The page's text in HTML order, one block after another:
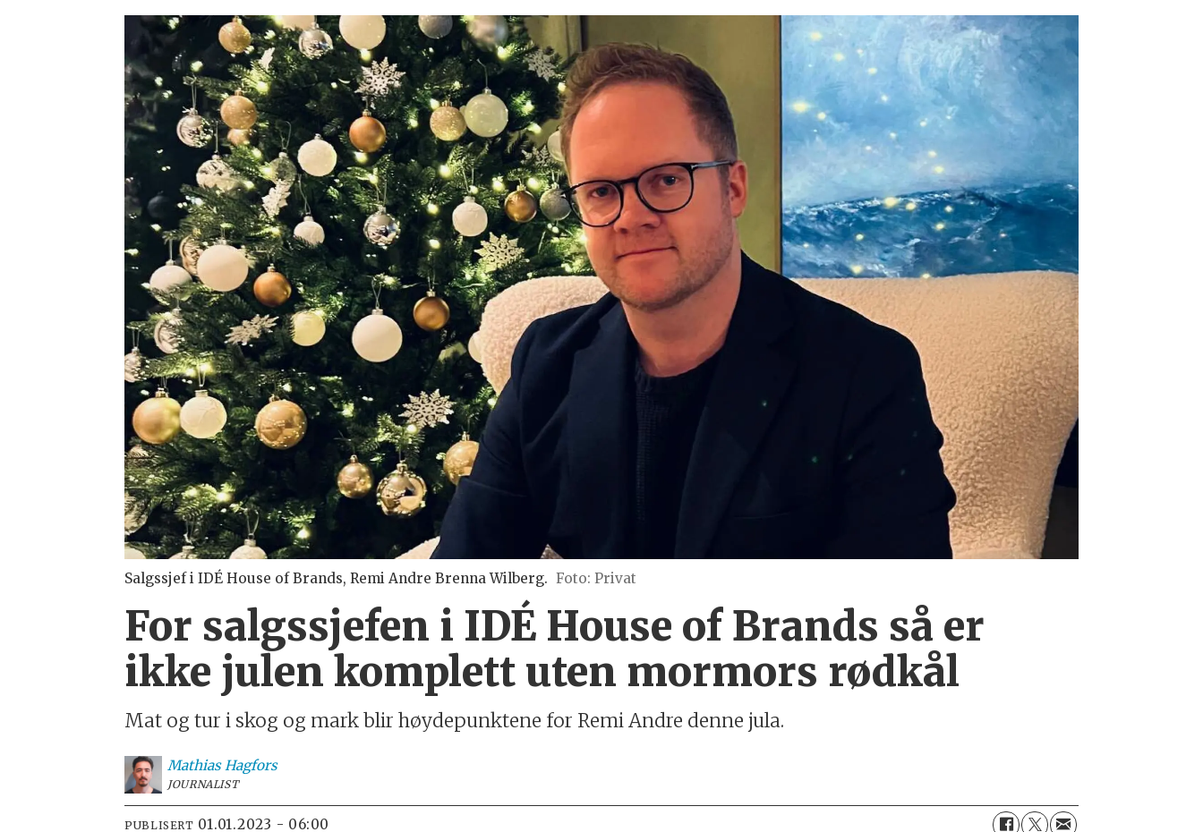
Salgssjef i IDÉ House of Brands, Remi Andre Brenna Wilberg. Foto: Privat
For salgssjefen i IDÉ House of Brands så er
ikke julen komplett uten mormors rødkål
Mat og tur i skog og mark blir høydepunktene for Remi Andre denne jula.
Mathias Hagfors
JOURNALIST
PUBLISERT 01.01.2023 - 06:00